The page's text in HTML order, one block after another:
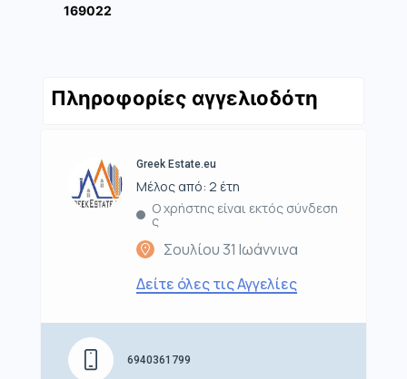
169022
Πληροφορίες αγγελιοδότη
Greek Estate.eu
Μέλος από: 2 έτη
Ο χρήστης είναι εκτός σύνδεση
ς
Σουλίου 31 Ιωάννινα
Δείτε όλες τις Αγγελίες
6940361799